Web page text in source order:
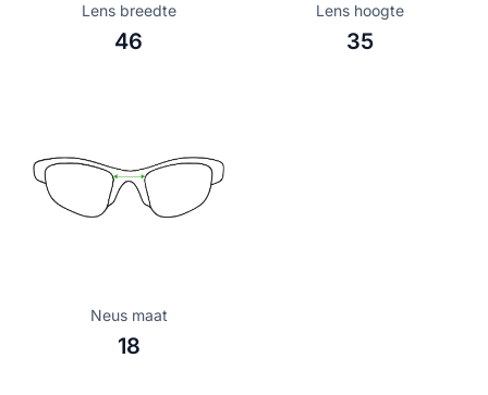
Lens breedte
46
Lens hoogte
35
Neus maat
18